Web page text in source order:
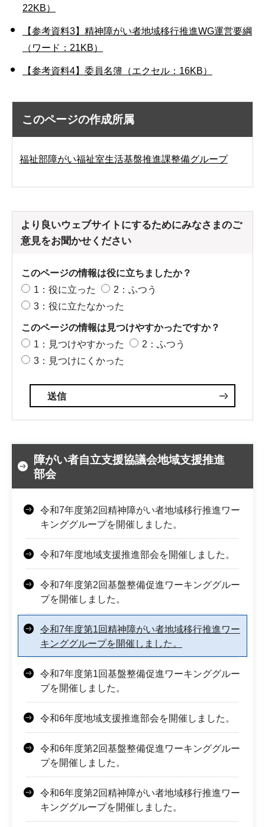
22KB）
【参考資料3】精神障がい者地域移行推進WG運営要綱
（ワード：21KB）
【参考資料4】委員名簿（エクセル：16KB）
このページの作成所属
福祉部障がい福祉室生活基盤推進課整備グループ
より良いウェブサイトにするためにみなさまのご
意見をお聞かせください
このページの情報は役に立ちましたか？
1：役に立った
2：ふつう
3：役に立たなかった
このページの情報は見つけやすかったですか？
1：見つけやすかった
2：ふつう
3：見つけにくかった
障がい者自立支援協議会地域支援推進
部会
令和7年度第2回精神障がい者地域移行推進ワー
キンググループを開催しました。
令和7年度地域支援推進部会を開催しました。
令和7年度第2回基盤整備促進ワーキンググルー
プを開催しました。
令和7年度第1回精神障がい者地域移行推進ワー
キンググループを開催しました。
令和7年度第1回基盤整備促進ワーキンググルー
プを開催しました。
令和6年度地域支援推進部会を開催しました。
令和6年度第2回基盤整備促進ワーキンググルー
プを開催しました。
令和6年度第2回精神障がい者地域移行推進ワー
キンググループを開催しました。